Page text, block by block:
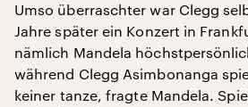
Umso überraschter war Clegg
Jahre später ein Konzert in
nämlich Mandela
während Clegg Asimbonanga
keiner tanze, fragte Mandela.